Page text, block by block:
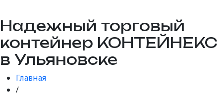
Надежный торговый
контейнер КОНТЕЙНЕКС
в Ульяновске
Главная
/